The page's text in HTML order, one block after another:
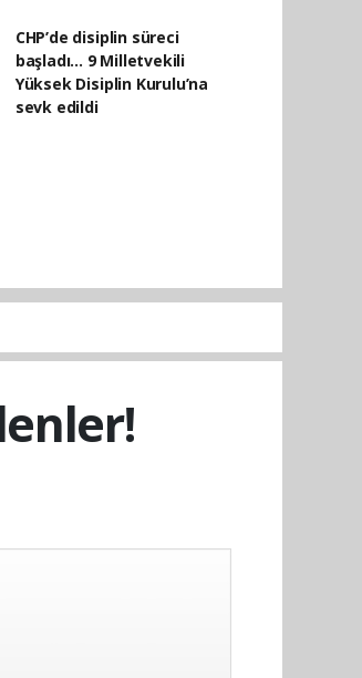
CHP’de disiplin süreci
başladı... 9 Milletvekili
Yüksek Disiplin Kurulu’na
sevk edildi